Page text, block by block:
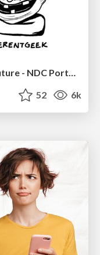
JavaScript: Past, Present, and Future - NDC Porto 2020
52 6k